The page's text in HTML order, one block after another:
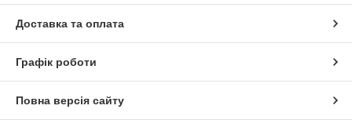
Доставка та оплата
Графік роботи
Повна версія сайту